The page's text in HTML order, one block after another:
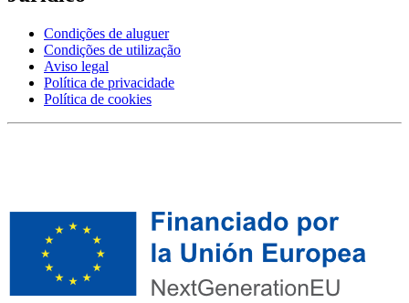
Condições de aluguer
Condições de utilização
Aviso legal
Política de privacidade
Política de cookies